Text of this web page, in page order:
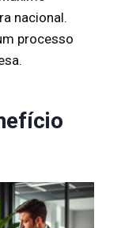
nacional.
processo